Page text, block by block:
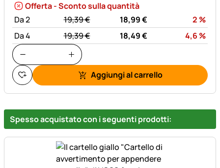
Offerta - Sconto sulla quantità
Da 2
statt:
19,39€ 18,99€ 2 %
Da 4
statt:
19,39€ 18,49€ 4,6 %
Aggiungi al carrello
Spesso acquistato con i seguenti prodotti: